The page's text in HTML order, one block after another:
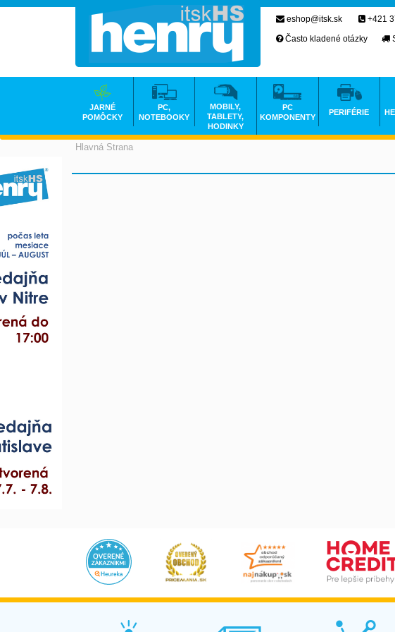
Hlavná Strana
eshop@itsk.sk +421
Často kladené otázky
JARNÉ
POMÔCKY
PC,
NOTEBOOKY
MOBILY,
TABLETY,
HODINKY
PC
KOMPONENTY
PERIFÉRIE